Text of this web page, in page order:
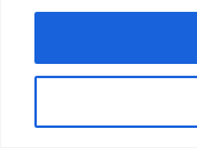
Palets y bases
© Embamat